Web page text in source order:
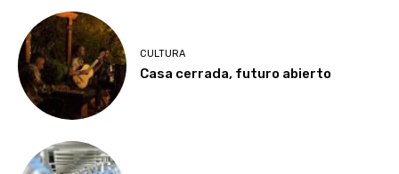
CULTURA
Casa cerrada, futuro abierto